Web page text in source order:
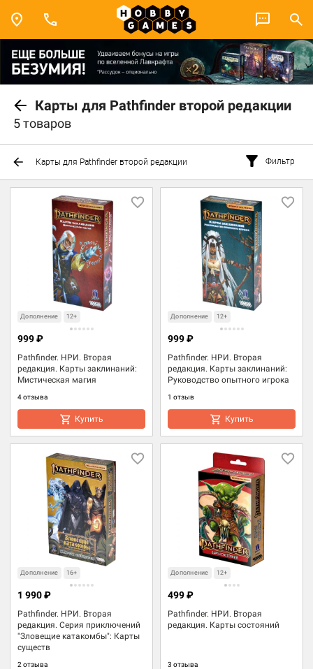
Карты для Pathfinder второй редакции
5 товаров
Карты для Pathfinder второй редакции Фильтр
Дополнение 12+
Pathfinder. НРИ. Вторая
редакция. Карты заклинаний:
Мистическая магия
4 отзыва
999 ₽
Купить
Дополнение 12+
Pathfinder. НРИ. Вторая
редакция. Карты заклинаний:
Руководство опытного игрока
1 отзыв
999 ₽
Купить
Дополнение 16+
Pathfinder. НРИ. Вторая
редакция. Серия приключений
"Зловещие катакомбы": Карты
существ
2 отзыва
1 990 ₽
Дополнение 12+
Pathfinder. НРИ. Вторая
редакция. Карты состояний
3 отзыва
499 ₽